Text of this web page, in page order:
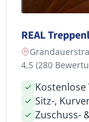
REAL
4,5 (280
Sitz-,
Zuschuss-